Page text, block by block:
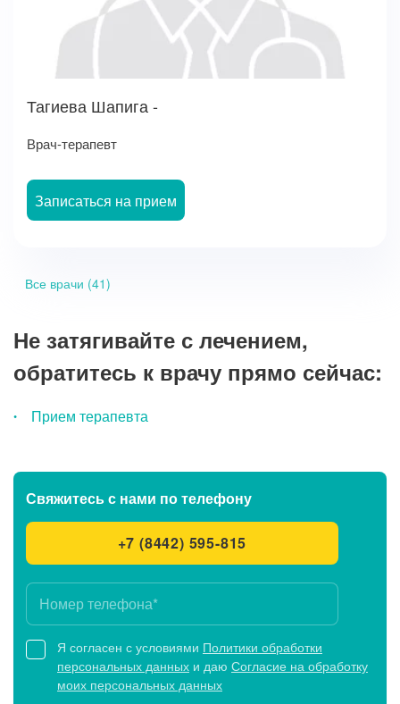
Тагиева Шапига -
Врач-терапевт
Записаться на прием
Все врачи (41)
Не затягивайте с лечением,
обратитесь к врачу прямо сейчас:
Прием терапевта
Свяжитесь с нами по телефону
+7 (8442) 595-815
Я согласен с условиями Политики обработки
персональных данных и даю Согласие на обработку
моих персональных данных